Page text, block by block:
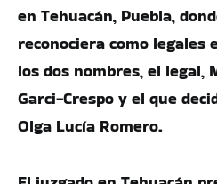
en Tehuacán, Puebla,
reconociera como legales
los dos nombres, el legal,
Garci-Crespo y el que
Olga Lucía Romero.